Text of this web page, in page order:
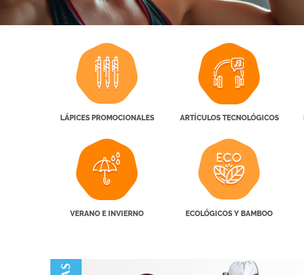
LÁPICES PROMOCIONALES ARTÍCULOS TECNOLÓGICOS
VERANO E INVIERNO ECOLÓGICOS Y BAMBOO